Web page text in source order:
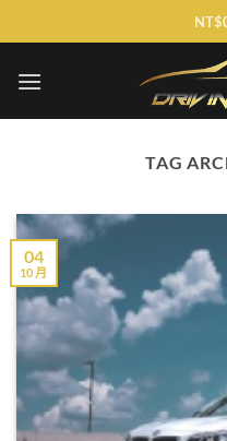
to
NT$
TAG
04
10 月